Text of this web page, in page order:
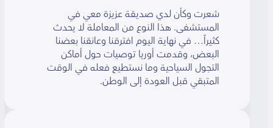
شعرت وكأن لدي صديقة عزيزة معي في
المستشفى. هذا النوع من المعاملة لا يحدث
كثيراً… في نهاية اليوم افترقنا وعانقنا بعضنا
البعض، وقدمت أوريا توصيات حول أماكن
التجول السياحية وما نستطيع فعله في الوقت
المتبقي قبل العودة إلى الوطن.